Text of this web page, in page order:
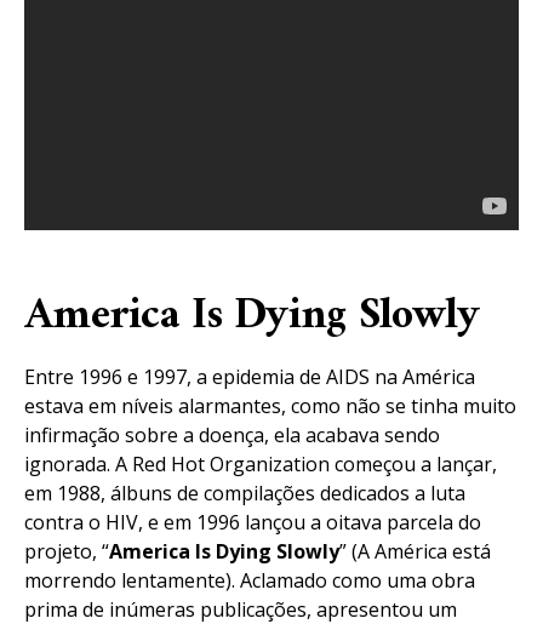
America Is Dying Slowly
Entre 1996 e 1997, a epidemia de AIDS na América
estava em níveis alarmantes, como não se tinha muito
infirmação sobre a doença, ela acabava sendo
ignorada. A Red Hot Organization começou a lançar,
em 1988, álbuns de compilações dedicados a luta
contra o HIV, e em 1996 lançou a oitava parcela do
projeto, “America Is Dying Slowly” (A América está
morrendo lentamente). Aclamado como uma obra
prima de inúmeras publicações, apresentou um